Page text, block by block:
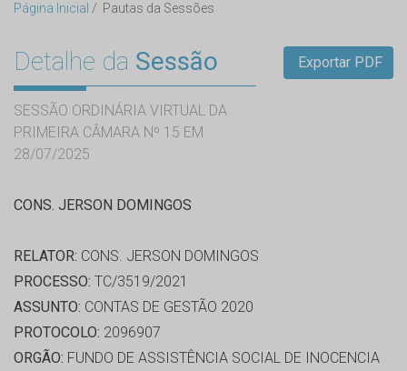
Página Inicial Pautas da Sessões
Detalhe da Sessão
SESSÃO ORDINÁRIA VIRTUAL DA
PRIMEIRA CÂMARA Nº 15 EM
28/07/2025
Exportar PDF
CONS. JERSON DOMINGOS
RELATOR: CONS. JERSON DOMINGOS
PROCESSO: TC/3519/2021
ASSUNTO: CONTAS DE GESTÃO 2020
PROTOCOLO: 2096907
ORGÃO: FUNDO DE ASSISTÊNCIA SOCIAL DE INOCENCIA